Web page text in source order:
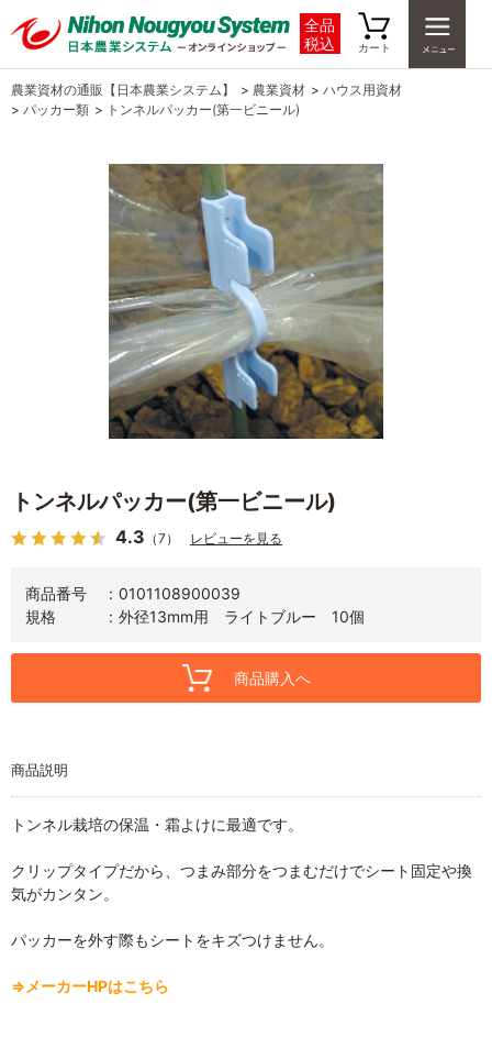
全品
税込
カート
農業資材の通販【日本農業システム】 > 農業資材 > ハウス用資材
> パッカー類 > トンネルパッカー(第一ビニール)
トンネルパッカー(第一ビニール)
4.3 （7） レビューを見る
商品番号
0101108900039
規格
外径13mm用 ライトブルー 10個
商品購入へ
商品説明
トンネル栽培の保温・霜よけに最適です。
クリップタイプだから、つまみ部分をつまむだけでシート固定や換
気がカンタン。
パッカーを外す際もシートをキズつけません。
⇒メーカーHPはこちら